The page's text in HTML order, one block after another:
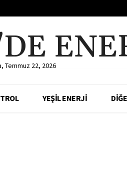
Temmuz 22, 2026
YEŞİL ENERJİ